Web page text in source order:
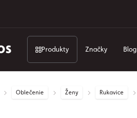
Produkty Značky Blog
Oblečenie Ženy Rukavice